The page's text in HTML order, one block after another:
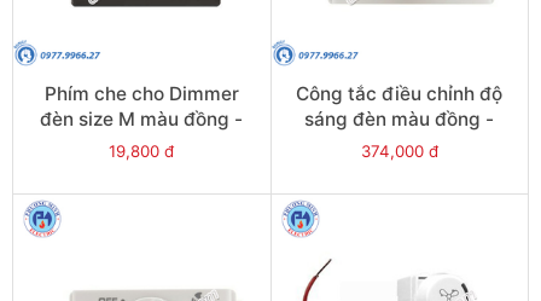
Phím che cho Dimmer
đèn size M màu đồng -
Model 8430MDRP_BZ
19,800 đ
Công tắc điều chỉnh độ
sáng đèn màu đồng -
Model
374,000 đ